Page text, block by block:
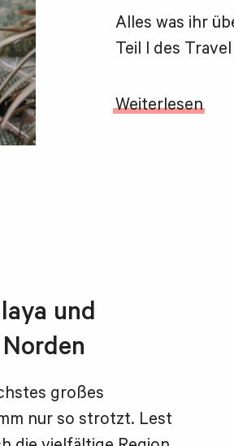
Alles was ihr
Teil I des
Weiterlesen
und
großes
nur so strotzt. Lest